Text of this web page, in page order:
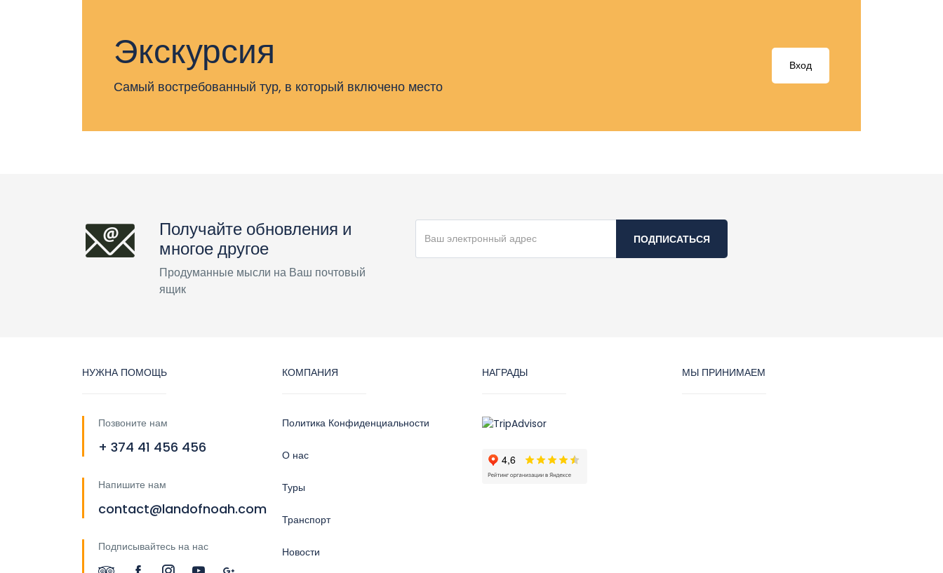
Экскурсия
Самый востребованный тур, в который включено место
Вход
Получайте обновления и
многое другое
Продуманные мысли на Ваш почтовый
ящик
ПОДПИСАТЬСЯ
НУЖНА ПОМОЩЬ
Позвоните нам
+ 374 41 456 456
Напишите нам
contact@landofnoah.com
Подписывайтесь на нас
КОМПАНИЯ
Политика Конфиденциальности
О нас
Туры
Транспорт
Новости
НАГРАДЫ МЫ ПРИНИМАЕМ